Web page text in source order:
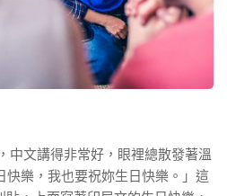
中文講得非常好，眼裡總散發著溫
快樂，我也要祝妳生日快樂。」這